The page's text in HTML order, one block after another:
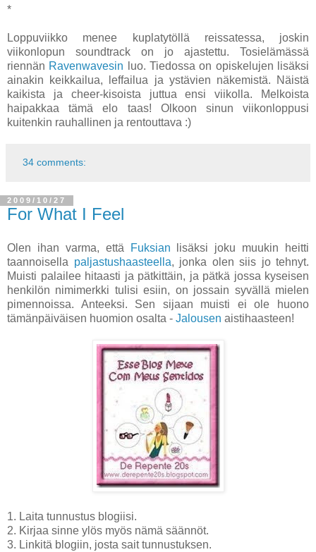
*
Loppuviikko menee kuplatytöllä reissatessa, joskin
viikonlopun soundtrack on jo ajastettu. Tosielämässä
riennän Ravenwavesin
luo. Tiedossa on opiskelujen lisäksi
ainakin keikkailua, leffailua ja ystävien näkemistä. Näistä
kaikista ja cheer-kisoista juttua ensi viikolla. Melkoista
haipakkaa tämä elo taas! Olkoon sinun viikonloppusi
kuitenkin rauhallinen ja rentouttava :)
34 comments:
2009/10/27
For What I Feel
Olen ihan varma, että Fuksian
lisäksi joku muukin heitti
taannoisella paljastushaasteella, jonka olen siis jo tehnyt.
Muisti palailee hitaasti ja pätkittäin, ja pätkä jossa kyseisen
henkilön nimimerkki tulisi esiin, on jossain syvällä mielen
pimennoissa. Anteeksi. Sen sijaan muisti ei ole huono
tämänpäiväisen huomion osalta - Jalousen aistihaasteen!
1. Laita tunnustus blogiisi.
2. Kirjaa sinne ylös myös nämä säännöt.
3. Linkitä blogiin, josta sait tunnustuksen.